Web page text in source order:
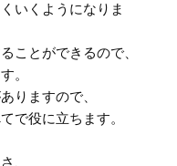
いくようになりま
ことができるので、
す。
りますので、
で役に立ちます。
、